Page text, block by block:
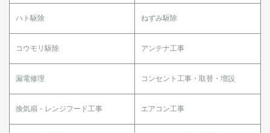
ハト駆除 ねずみ駆除
コウモリ駆除 アンテナ工事
漏電修理 コンセント工事・取替・増設
換気扇・レンジフード工事 エアコン工事